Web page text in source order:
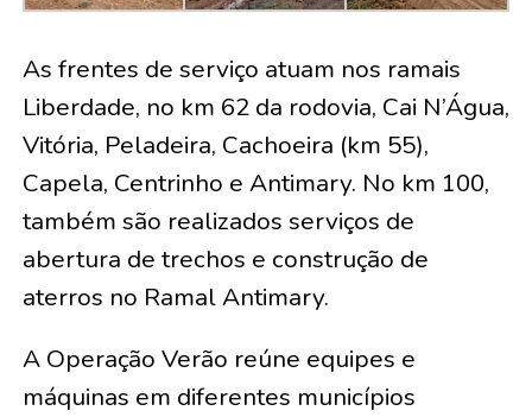
As frentes de serviço atuam nos ramais
Liberdade, no km 62 da rodovia, Cai N’Água,
Vitória, Peladeira, Cachoeira (km 55),
Capela, Centrinho e Antimary. No km 100,
também são realizados serviços de
abertura de trechos e construção de
aterros no Ramal Antimary.
A Operação Verão reúne equipes e
máquinas em diferentes municípios